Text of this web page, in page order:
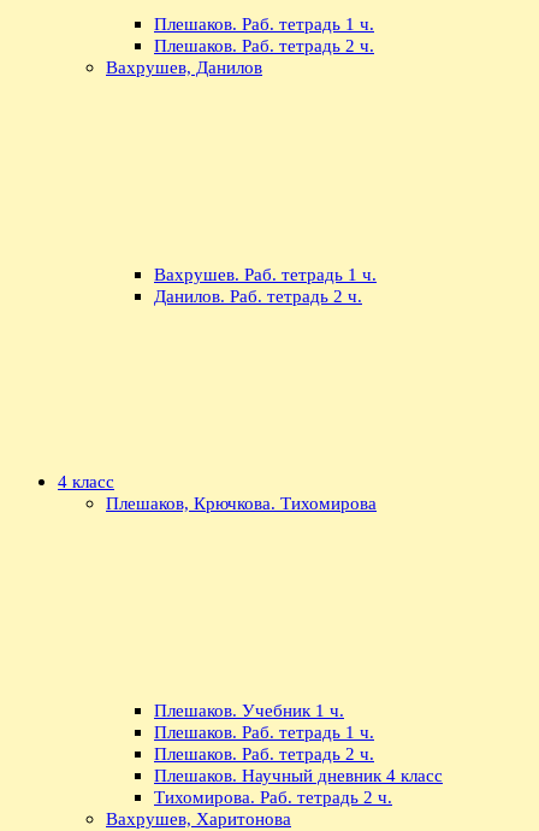
Плешаков. Раб. тетрадь 1 ч.
Плешаков. Раб. тетрадь 2 ч.
Вахрушев, Данилов
Вахрушев. Раб. тетрадь 1 ч.
Данилов. Раб. тетрадь 2 ч.
4 класс
Плешаков, Крючкова. Тихомирова
Плешаков. Учебник 1 ч.
Плешаков. Раб. тетрадь 1 ч.
Плешаков. Раб. тетрадь 2 ч.
Плешаков. Научный дневник 4 класс
Тихомирова. Раб. тетрадь 2 ч.
Вахрушев, Харитонова